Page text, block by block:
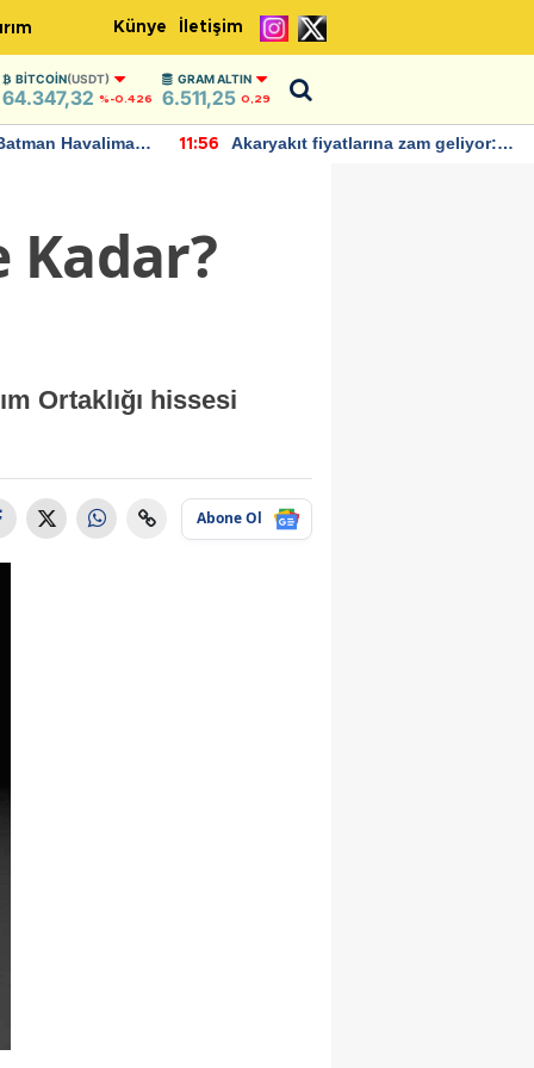
Künye İletişim
BITCOIN(USDT)
64.347,32 %-0.426
GRAM ALTIN
6.511,25 0,29
Havalimanı
11:56
Akaryakıt fiyatlarına zam geliyor:
Kadar?
Ortaklığı hissesi
Abone Ol